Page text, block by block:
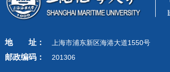
地 址： 上海市浦东新区海港大道1550号
邮政编码： 201306